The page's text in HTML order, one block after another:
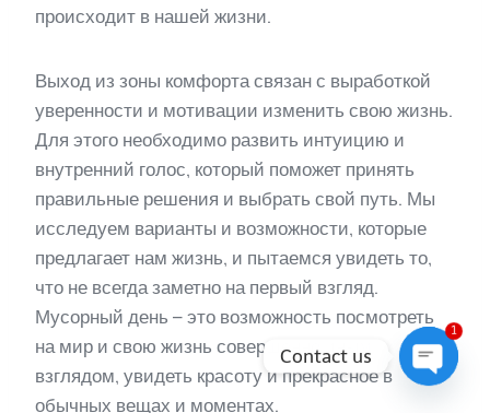
происходит в нашей жизни.
Выход из зоны комфорта связан с выработкой
уверенности и мотивации изменить свою жизнь.
Для этого необходимо развить интуицию и
внутренний голос, который поможет принять
правильные решения и выбрать свой путь. Мы
исследуем варианты и возможности, которые
предлагает нам жизнь, и пытаемся увидеть то,
что не всегда заметно на первый взгляд.
Мусорный день – это возможность посмотреть
на мир и свою жизнь совершенно иным
взглядом, увидеть красоту и прекрасное в
обычных вещах и моментах.
Contact us
1